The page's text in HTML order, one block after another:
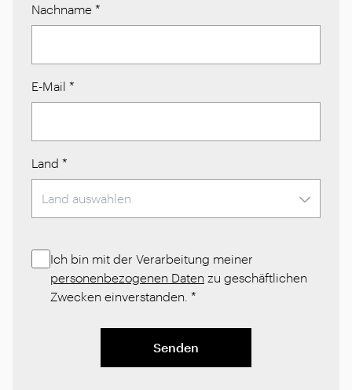
Nachname *
E-Mail *
Land *
Ich bin mit der Verarbeitung meiner
personenbezogenen Daten zu geschäftlichen
Zwecken einverstanden. *
Senden